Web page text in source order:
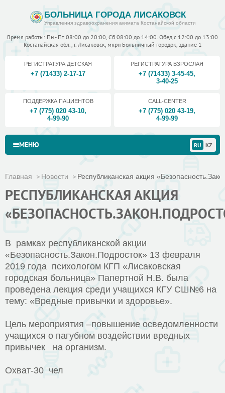
БОЛЬНИЦА ГОРОДА ЛИСАКОВСК
Управления здравоохранения акимата Костанайской области
Время работы: Пн - Пт 08:00 до 20:00, Сб 08:00 до 14:00. Обед с 12:00 до 13:00
Костанайская обл., г. Лисаковск, мкрн Больничный городок, здание 1
РЕГИСТРАТУРА ДЕТСКАЯ
+7 (71433) 2-17-17
РЕГИСТРАТУРА ВЗРОСЛАЯ
+7 (71433) 3-45-45,
3-40-25
ПОДДЕРЖКА ПАЦИЕНТОВ
+7 (775) 020 43-10,
4-99-90
CALL-CENTER
+7 (775) 020 43-19,
4-99-99
МЕНЮ RU KZ
Главная Новости Республиканская акция
РЕСПУБЛИКАНСКАЯ АКЦИЯ
В рамках республиканской акции
«Безопасность.Закон.Подросток» 13 февраля
2019 года психологом КГП «Лисаковская
городская больница» Папертной Н.В. была
проведена лекция среди учащихся КГУ СШ№6 на
тему: «Вредные привычки и здоровье».
Цель мероприятия –повышение осведомленности
учащихся о пагубном воздействии вредных
привычек на организм.
Охват-30 чел